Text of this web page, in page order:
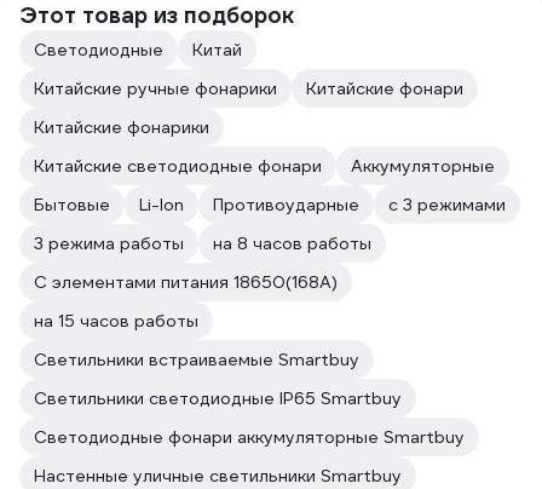
Этот товар из подборок
Светодиодные
Китай
Китайские ручные фонарики
Китайские фонари
Китайские фонарики
Китайские светодиодные фонари
Аккумуляторные
Бытовые
Li-Ion Противоударные
с 3 режимами
3 режима работы
на 8 часов работы
С элементами питания 18650(168A)
на 15 часов работы
Светильники встраиваемые Smartbuy
Светильники светодиодные IP65 Smartbuy
Светодиодные фонари аккумуляторные Smartbuy
Настенные уличные светильники Smartbuy